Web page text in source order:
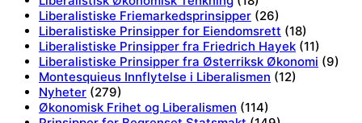
Liberalistiske Friemarkedsprinsipper (26)
Liberalistiske Prinsipper for Eiendomsrett (18)
Liberalistiske Prinsipper fra Friedrich Hayek (11)
Liberalistiske Prinsipper fra Østerriksk Økonomi (9)
Montesquieus Innflytelse i Liberalismen (12)
Nyheter (279)
Økonomisk Frihet og Liberalismen (114)